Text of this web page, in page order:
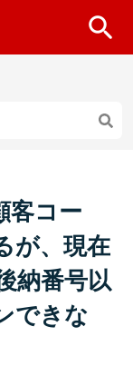
客コー
が、現在
納番号以
できな